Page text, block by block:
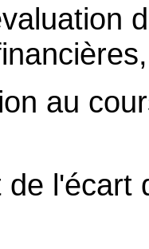
au
l'écart